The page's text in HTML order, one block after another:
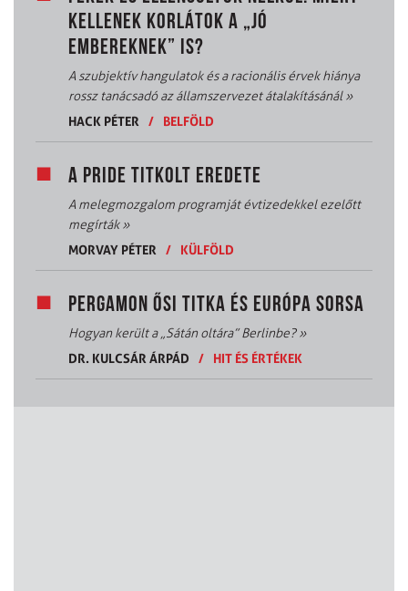
KELLENEK KORLÁTOK A „JÓ
EMBEREKNEK” IS?
A szubjektív hangulatok és a racionális érvek hiánya
rossz tanácsadó az államszervezet átalakításánál»
HACK PÉTER
/ BELFÖLD
A PRIDE TITKOLT EREDETE
A melegmozgalom programját évtizedekkel ezelőtt
megírták»
MORVAY PÉTER
/ KÜLFÖLD
PERGAMON ŐSI TITKA ÉS EURÓPA SORSA
Hogyan került a „Sátán oltára” Berlinbe?»
DR. KULCSÁR ÁRPÁD
/ HIT ÉS ÉRTÉKEK